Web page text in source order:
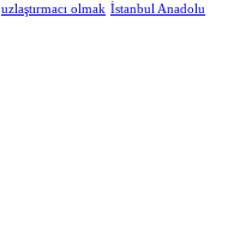
uzlaştırmacı olmak İstanbul Anadolu